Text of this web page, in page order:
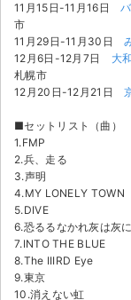
11月15日-11月16日
市
11月29日-11月30日
12月6日-12月7日 大
札幌市
12月20日-12月21日
■セットリスト（曲）
1.FMP
2.兵、走る
3.声明
4.MY LONELY TOWN
5.DIVE
6.恐るるなかれ灰は灰に
7.INTO THE BLUE
8.The IIIRD Eye
9.東京
10.消えない虹